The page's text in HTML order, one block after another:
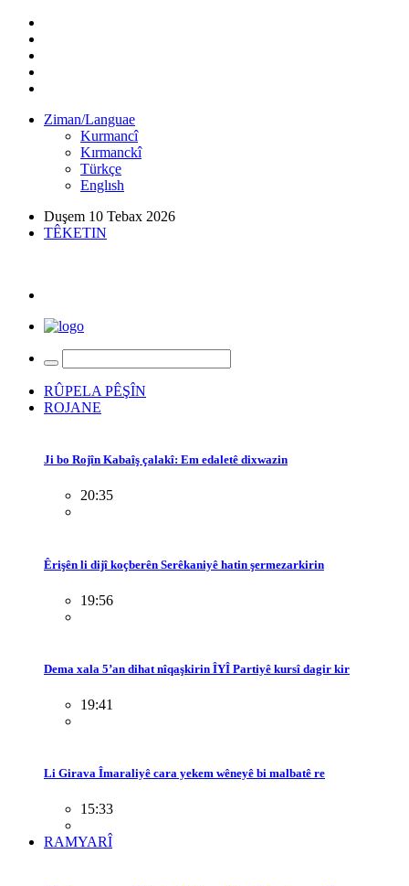
Ziman/Languae
Kurmancî
Kırmanckî
Türkçe
Englısh
Duşem 10 Tebax 2026
TÊKETIN
RÛPELA PÊŞÎN
ROJANE
Ji bo Rojîn Kabaîş çalakî: Em edaletê dixwazin
20:35
Êrişên li dijî koçberên Serêkaniyê hatin şermezarkirin
19:56
Dema xala 5’an dihat nîqaşkirin ÎYÎ Partiyê kursî dagir kir
19:41
Li Girava Îmaraliyê cara yekem wêneyê bi malbatê re
15:33
RAMYARÎ